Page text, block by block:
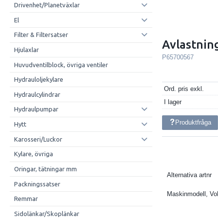
Drivenhet/Planetväxlar
El
Filter & Filtersatser
Hjulaxlar
Huvudventilblock, övriga ventiler
Hydrauloljekylare
Hydraulcylindrar
Hydraulpumpar
Hytt
Karosseri/Luckor
Kylare, övriga
Oringar, tätningar mm
Packningssatser
Remmar
Sidolänkar/Skoplänkar
P65700567
Ord. pris exkl.
I lager
Produktfråga
Alternativa artnr
Maskinmodell,